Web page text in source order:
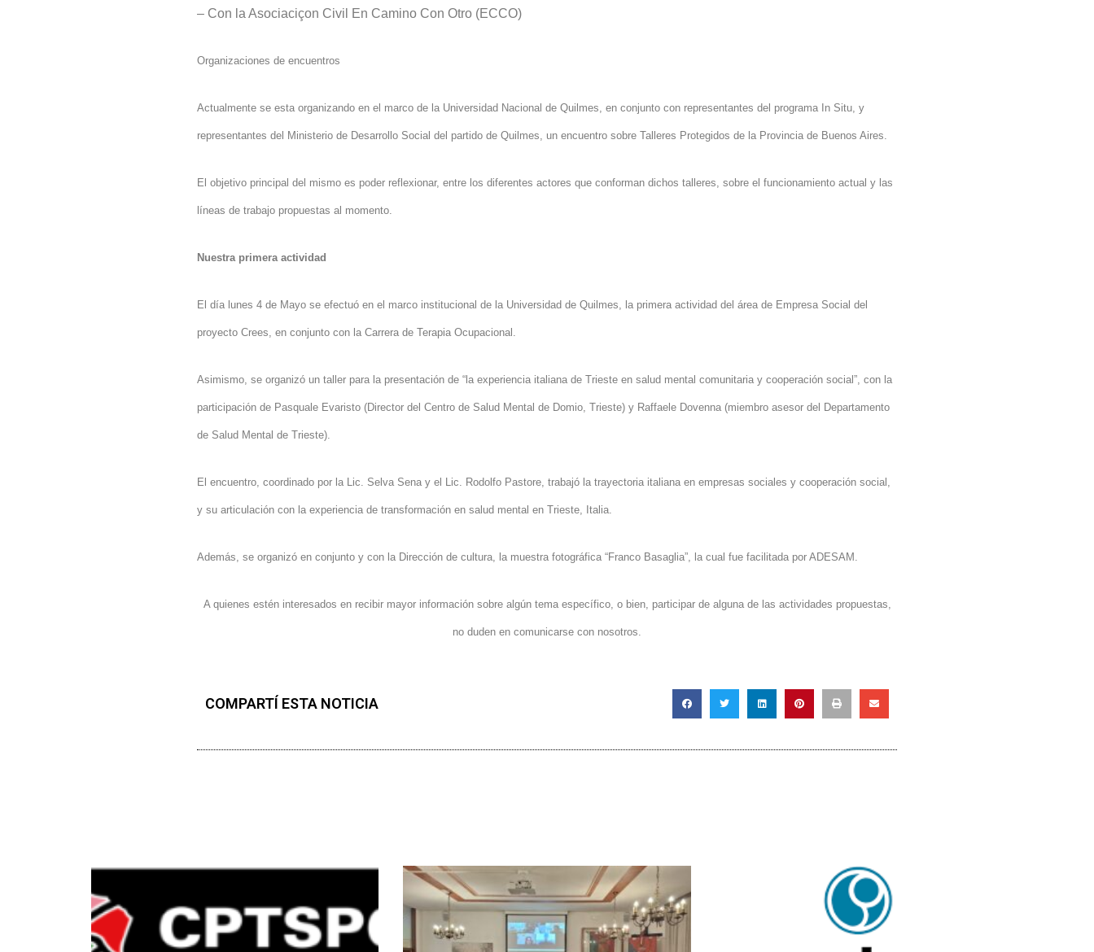
– Con la Asociaciçon Civil En Camino Con Otro (ECCO)
Organizaciones de encuentros
Actualmente se esta organizando en el marco de la Universidad Nacional de Quilmes, en conjunto con representantes del programa In Situ, y
representantes del Ministerio de Desarrollo Social del partido de Quilmes, un encuentro sobre Talleres Protegidos de la Provincia de Buenos Aires.
El objetivo principal del mismo es poder reflexionar, entre los diferentes actores que conforman dichos talleres, sobre el funcionamiento actual y las
líneas de trabajo propuestas al momento.
Nuestra primera actividad
El día lunes 4 de Mayo se efectuó en el marco institucional de la Universidad de Quilmes, la primera actividad del área de Empresa Social del
proyecto Crees, en conjunto con la Carrera de Terapia Ocupacional.
Asimismo, se organizó un taller para la presentación de “la experiencia italiana de Trieste en salud mental comunitaria y cooperación social”, con la
participación de Pasquale Evaristo (Director del Centro de Salud Mental de Domio, Trieste) y Raffaele Dovenna (miembro asesor del Departamento
de Salud Mental de Trieste).
El encuentro, coordinado por la Lic. Selva Sena y el Lic. Rodolfo Pastore, trabajó la trayectoria italiana en empresas sociales y cooperación social,
y su articulación con la experiencia de transformación en salud mental en Trieste, Italia.
Además, se organizó en conjunto y con la Dirección de cultura, la muestra fotográfica “Franco Basaglia”, la cual fue facilitada por ADESAM.
A quienes estén interesados en recibir mayor información sobre algún tema específico, o bien, participar de alguna de las actividades propuestas,
no duden en comunicarse con nosotros.
COMPARTÍ ESTA NOTICIA